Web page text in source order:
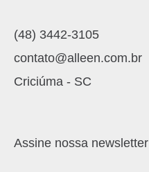
(48) 3442-3105
contato@alleen.com.br
Criciúma - SC
Assine nossa newsletter